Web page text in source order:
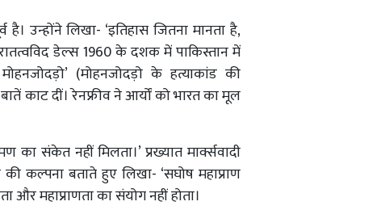
उन्होंने लिखा- ‘इतिहास जितना मानता है,
डेल्स 1960 के दशक में पाकिस्तान में
(मोहनजोदड़ो के हत्याकांड की
काट दीं। रेनफ्रीव ने आर्यों को भारत का मूल
संकेत नहीं मिलता।’ प्रख्यात मार्क्सवादी
कल्पना बताते हुए लिखा- ‘सघोष महाप्राण
और महाप्राणता का संयोग नहीं होता।